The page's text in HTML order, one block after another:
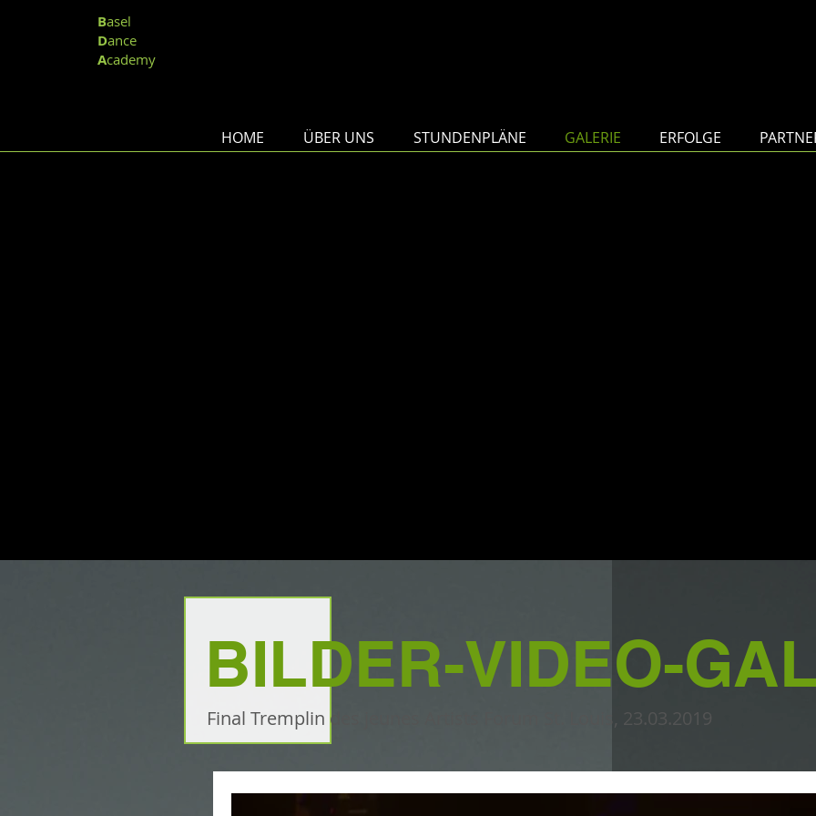
Basel
Dance
Academy
HOME ÜBER UNS STUNDENPLÄNE GALERIE ERFOLGE
BILDER-VIDEO-
Final Tremplin des jeunes Artists Forum St. Louis, 23.03.2019